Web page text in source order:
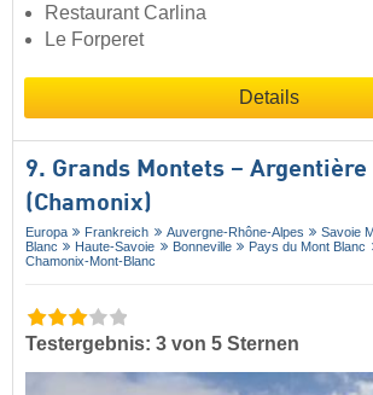
Restaurant Carlina
Le Forperet
Details
9. Grands Montets – Argentière
(Chamonix)
Europa Frankreich Auvergne-Rhône-Alpes
Savoie
Blanc
Haute-Savoie Bonneville
Pays du Mont Blanc
Chamonix-Mont-Blanc
Testergebnis: 3 von 5 Sternen